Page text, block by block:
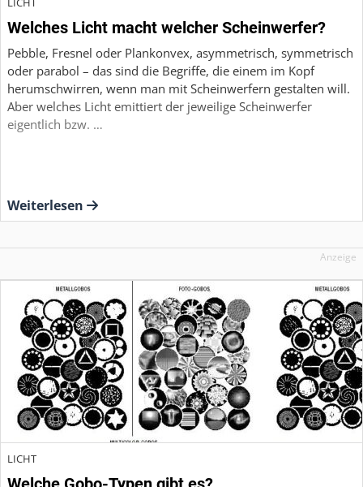
Welches Licht macht welcher Scheinwerfer?
Pebble, Fresnel oder Plankonvex, asymmetrisch, symmetrisch
oder parabol – das sind die Begriffe, die einem im Kopf
herumschwirren, wenn man mit Scheinwerfern gestalten will.
Aber welches Licht emittiert der jeweilige Scheinwerfer
eigentlich bzw. …
Weiterlesen
Anzeige
LICHT